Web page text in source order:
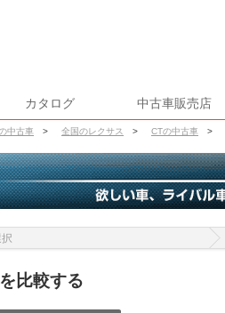
カタログ 中古車販売店
中古車 > 全国のレクサス > CTの中古車 >
比較する